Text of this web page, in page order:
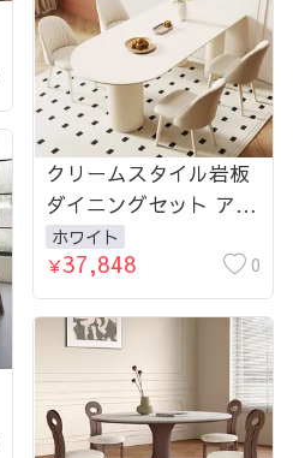
クリームスタイル岩板
ダイニングセット アイ
ランド一体型で現代的
かつシンプルな軽ラグ
ジュアリーデザイン
hxh-5700
ホワイト
￥37,848 0